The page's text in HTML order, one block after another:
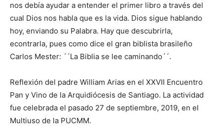
nos debía ayudar a entender el primer libro a través del
cual Dios nos habla que es la vida. Dios sigue hablando
hoy, enviando su Palabra. Hay que descubrirla,
econtrarla, pues como dice el gran biblista brasileño
Carlos Mester: ´´La Biblia se lee caminando´´.
Reflexión del padre William Arias en el XXVII Encuentro
Pan y Vino de la Arquidiócesis de Santiago. La actividad
fue celebrada el pasado 27 de septiembre, 2019, en el
Multiuso de la PUCMM.